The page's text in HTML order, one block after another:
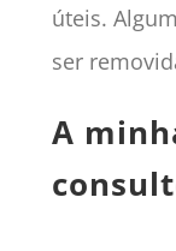
úteis.
ser
A